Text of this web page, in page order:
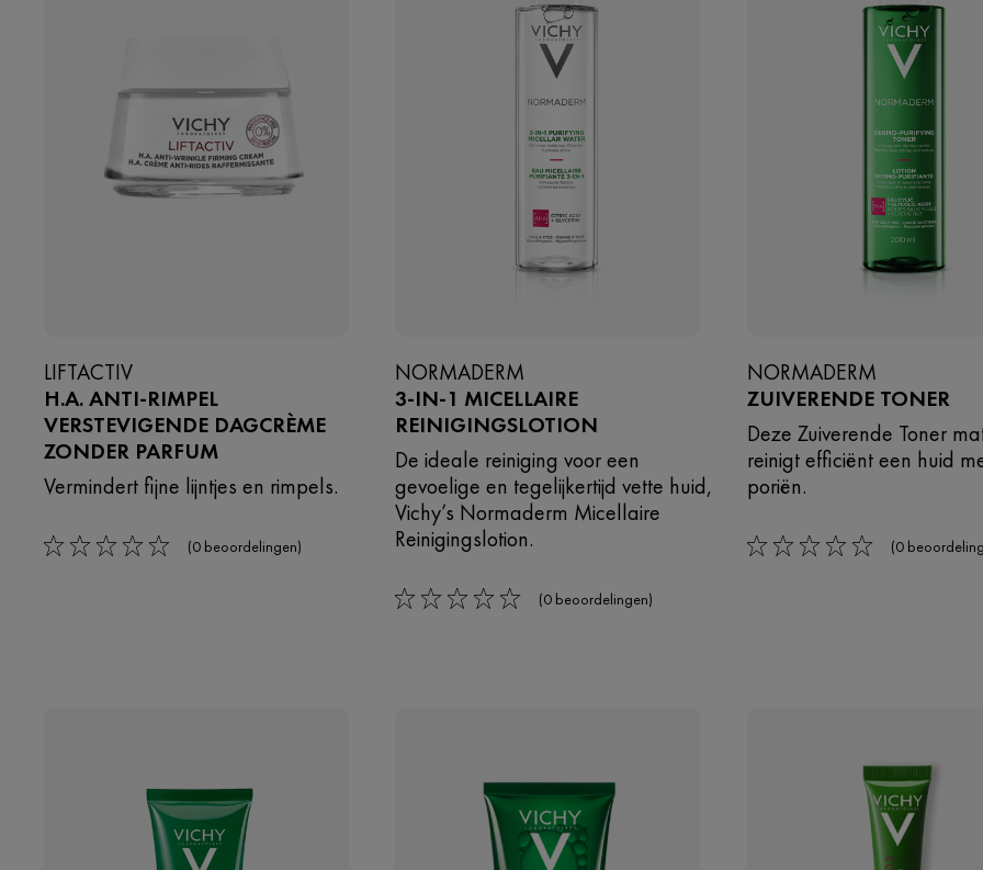
LIFTACTIV
H.A. ANTI-RIMPEL
VERSTEVIGENDE DAGCRÈME
ZONDER PARFUM
Vermindert fijne lijntjes en rimpels.
0/5 (0 beoordelingen)
NORMADERM
3-IN-1 MICELLAIRE
REINIGINGSLOTION
De ideale reiniging voor een
gevoelige en tegelijkertijd vette huid,
Vichy’s Normaderm Micellaire
Reinigingslotion.
0/5 (0 beoordelingen)
NORMADERM
ZUIVERENDE TONER
Deze Zuiverende Toner
reinigt efficiënt een huid
poriën.
0/5 (0